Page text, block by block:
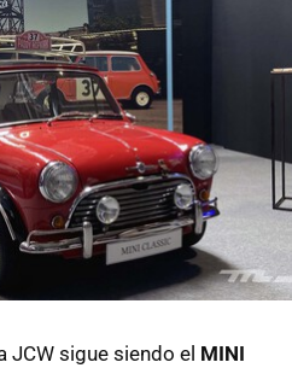
JCW sigue siendo el MINI